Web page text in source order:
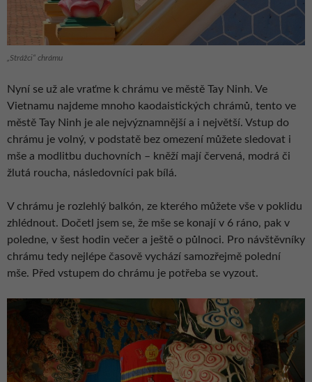
„Strážci“ chrámu
Nyní se už ale vraťme k chrámu ve městě Tay Ninh. Ve
Vietnamu najdeme mnoho kaodaistických chrámů, tento ve
městě Tay Ninh je ale nejvýznamnější a i největší. Vstup do
chrámu je volný, v podstatě bez omezení můžete sledovat i
mše a modlitbu duchovních – kněží mají červená, modrá či
žlutá roucha, následovníci pak bílá.
V chrámu je rozlehlý balkón, ze kterého můžete vše v poklidu
zhlédnout. Dočetl jsem se, že mše se konají v 6 ráno, pak v
poledne, v šest hodin večer a ještě o půlnoci. Pro návštěvníky
chrámu tedy nejlépe časově vychází samozřejmě polední
mše. Před vstupem do chrámu je potřeba se vyzout.